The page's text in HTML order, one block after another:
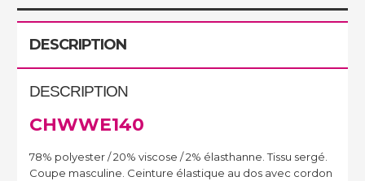
DESCRIPTION
DESCRIPTION
CHWWE140
78% polyester / 20% viscose / 2% élasthanne. Tissu sergé.
Coupe masculine. Ceinture élastique au dos avec cordon